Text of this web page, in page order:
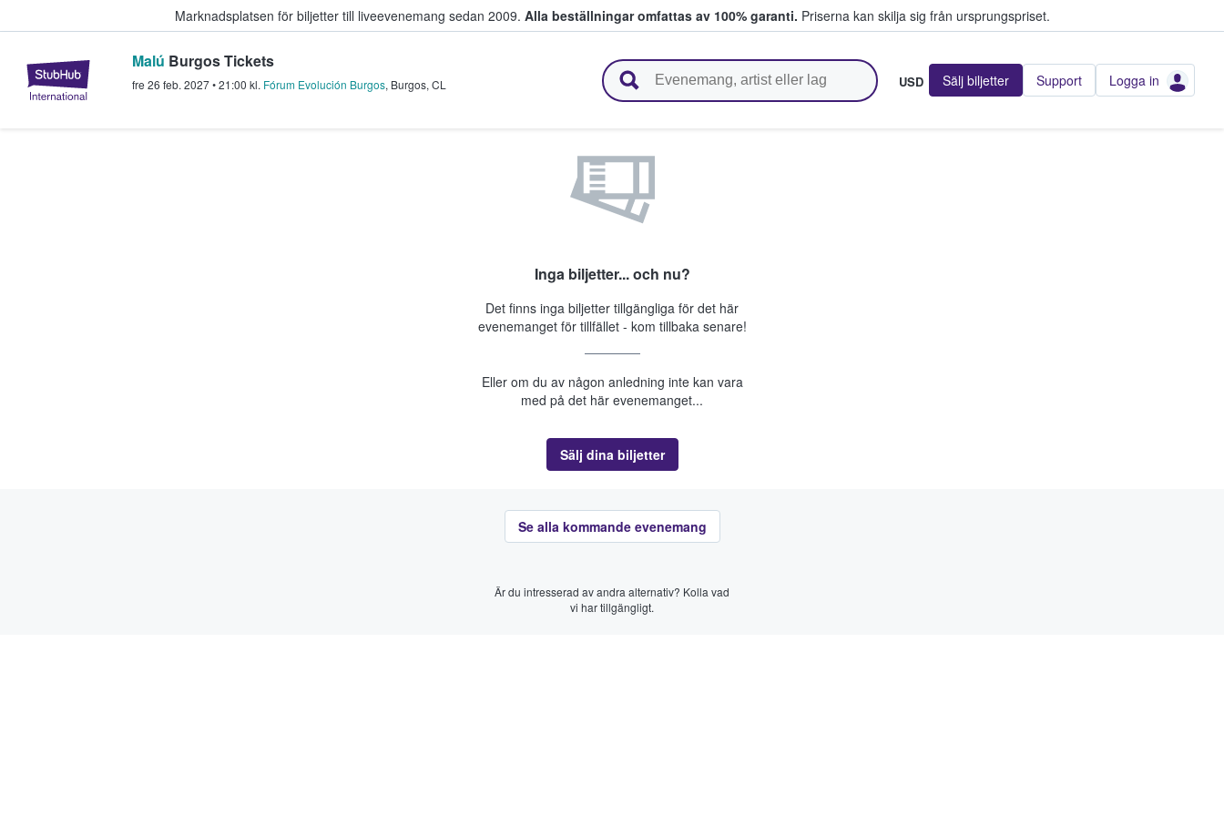
Marknadsplatsen för biljetter till liveevenemang sedan 2009. Alla beställningar omfattas av 100% garanti. Priserna kan skilja sig från ursprungspriset.
StubHub – där fans köper och säljer biljetter.
Malú Burgos Tickets
fre 26 feb. 2027•21:00 kl. Fórum Evolución Burgos, Burgos, CL USD Sälj biljetter Support Logga in
Inga biljetter... och nu?
Det finns inga biljetter tillgängliga för det här
evenemanget för tillfället - kom tillbaka senare!
Eller om du av någon anledning inte kan vara
med på det här evenemanget...
Sälj dina biljetter
Se alla kommande evenemang
Är du intresserad av andra alternativ? Kolla vad
vi har tillgängligt.